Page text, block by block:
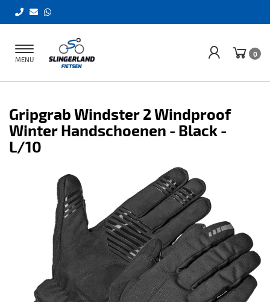
Toggle
navigation
MENU
0
Gripgrab Windster 2 Windproof
Winter Handschoenen - Black -
L/10